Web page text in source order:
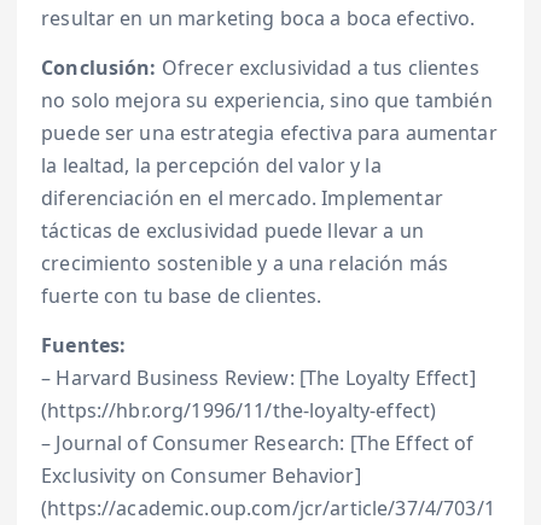
resultar en un marketing boca a boca efectivo.
Conclusión: Ofrecer exclusividad a tus clientes
no solo mejora su experiencia, sino que también
puede ser una estrategia efectiva para aumentar
la lealtad, la percepción del valor y la
diferenciación en el mercado. Implementar
tácticas de exclusividad puede llevar a un
crecimiento sostenible y a una relación más
fuerte con tu base de clientes.
Fuentes:
– Harvard Business Review: [The Loyalty Effect]
(https://hbr.org/1996/11/the-loyalty-effect)
– Journal of Consumer Research: [The Effect of
Exclusivity on Consumer Behavior]
(https://academic.oup.com/jcr/article/37/4/703/1